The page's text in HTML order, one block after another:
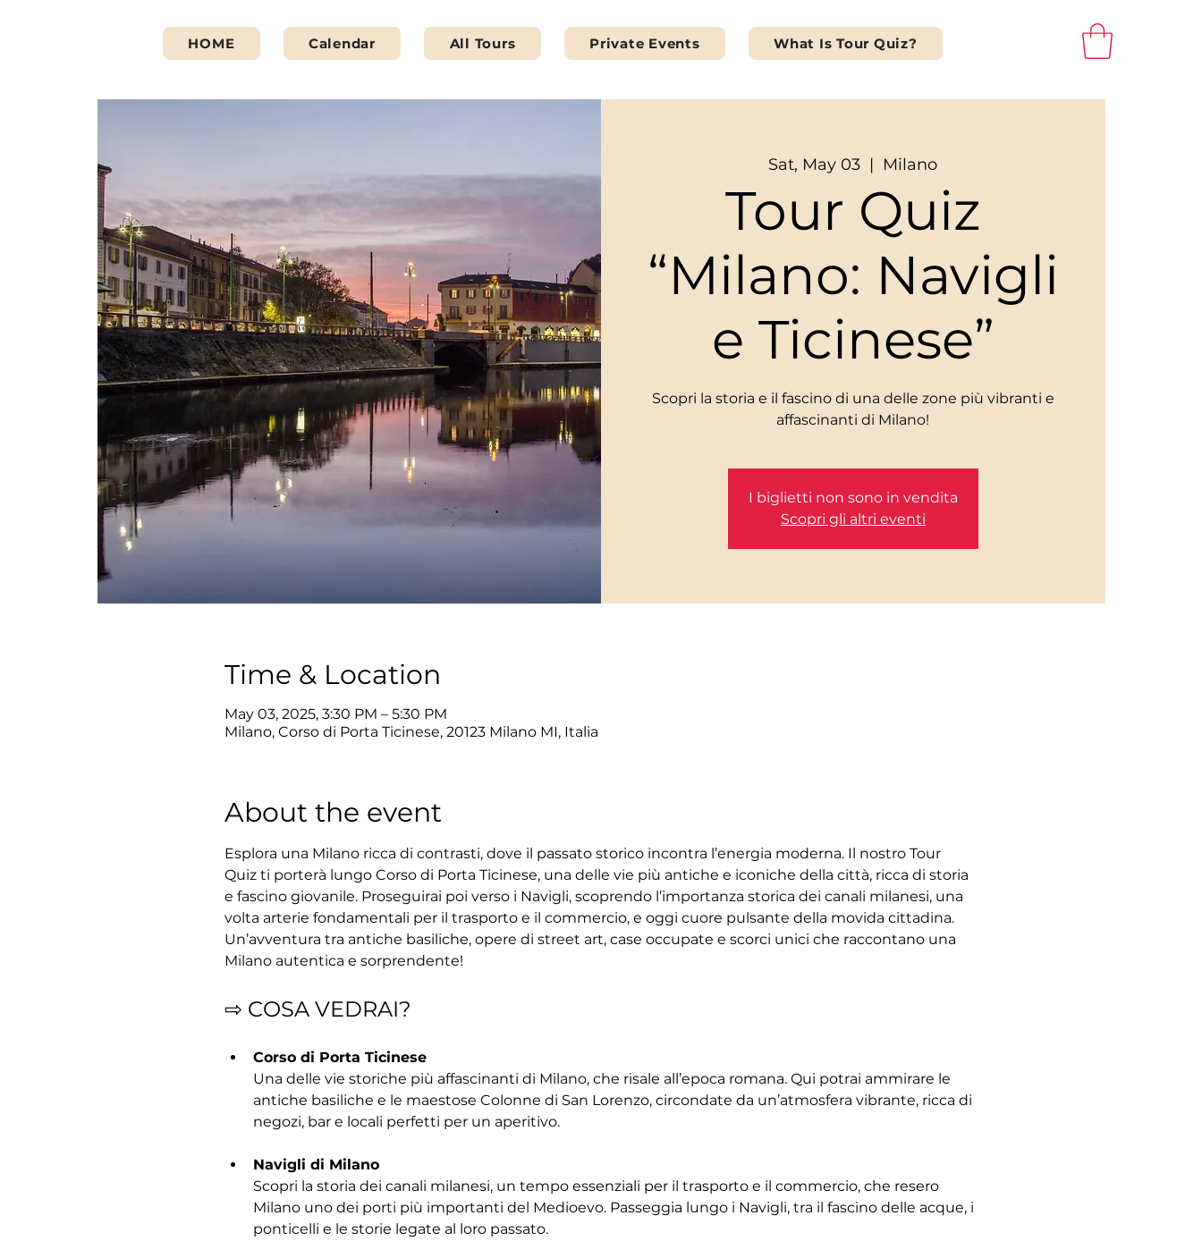
HOME Calendar All Tours Private Events What Is Tour Quiz?
Sat, May 03
  |
Milano
Tour Quiz
“Milano: Navigli
e Ticinese”
Scopri la storia e il fascino di una delle zone più vibranti e
I biglietti non sono in vendita
Scopri gli altri eventi
Time & Location
May 03, 2025, 3:30 PM – 5:30 PM
Milano, Corso di Porta Ticinese, 20123 Milano MI, Italia
About the event
Esplora una Milano ricca di contrasti, dove il passato storico incontra l’energia moderna. Il nostro Tour
Quiz ti porterà lungo Corso di Porta Ticinese, una delle vie più antiche e iconiche della città, ricca di storia
e fascino giovanile. Proseguirai poi verso i Navigli, scoprendo l’importanza storica dei canali milanesi, una
volta arterie fondamentali per il trasporto e il commercio, e oggi cuore pulsante della movida cittadina.
Un’avventura tra antiche basiliche, opere di street art, case occupate e scorci unici che raccontano una
Milano autentica e sorprendente!
⇨ COSA VEDRAI?
Corso di Porta Ticinese
Una delle vie storiche più affascinanti di Milano, che risale all’epoca romana. Qui potrai ammirare le
antiche basiliche e le maestose Colonne di San Lorenzo, circondate da un’atmosfera vibrante, ricca di
negozi, bar e locali perfetti per un aperitivo.
Navigli di Milano
Scopri la storia dei canali milanesi, un tempo essenziali per il trasporto e il commercio, che resero
Milano uno dei porti più importanti del Medioevo. Passeggia lungo i Navigli, tra il fascino delle acque, i
ponticelli e le storie legate al loro passato.